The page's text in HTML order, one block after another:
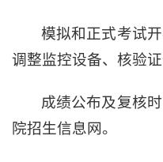
模拟和正式考试
调整监控设备、核验证
成绩公布及复核
院招生信息网。